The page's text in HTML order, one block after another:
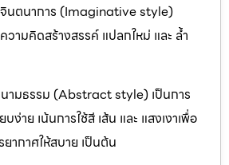
นตนาการ (Imaginative style)
วามคิดสร้างสรรค์ แปลกใหม่ และ ล้ำ
ามธรรม (Abstract style) เป็นการ
ง่าย เน้นการใช้สี เส้น และ แสงเงาเพื่อ
ากาศให้สบาย เป็นต้น